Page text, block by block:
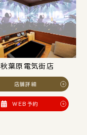
秋葉原電気街店
店舗詳細
WEB予約